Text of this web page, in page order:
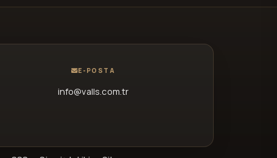
E-POSTA
info@valls.com.tr